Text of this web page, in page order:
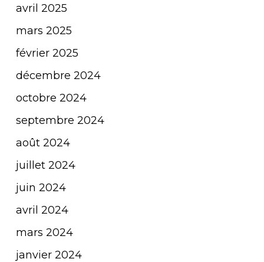
avril 2025
mars 2025
février 2025
décembre 2024
octobre 2024
septembre 2024
août 2024
juillet 2024
juin 2024
avril 2024
mars 2024
janvier 2024